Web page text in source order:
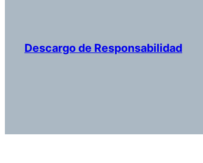
Descargo de Responsabilidad